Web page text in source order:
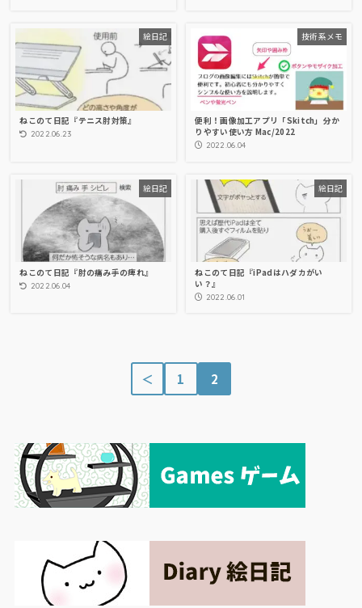
絵日記
ねこのて日記『テニス肘対策』
2022.06.23
技術系メモ
便利！画像加工アプリ「Skitch」分か
りやすい使い方 Mac/2022
2022.06.04
絵日記
ねこのて日記『肘の痛み手の痺れ』
2022.06.04
絵日記
ねこのて日記『iPadはハダカがい
い？』
2022.06.01
＜ 1 2